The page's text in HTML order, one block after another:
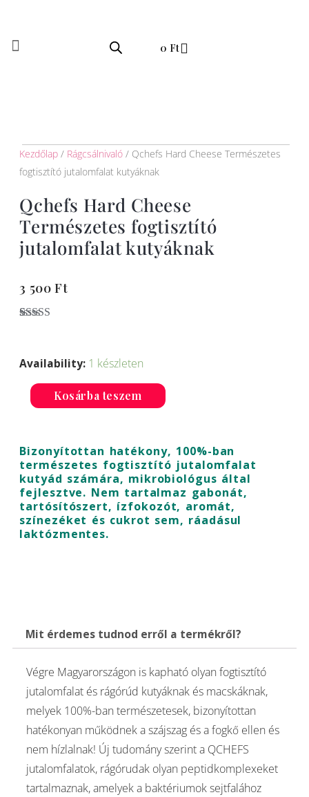
content
0 FtKosár
Kezdőlap / Rágcsálnivaló / Qchefs Hard Cheese Természetes
fogtisztító jutalomfalat kutyáknak
Qchefs Hard Cheese
Természetes fogtisztító
jutalomfalat kutyáknak
3 500 Ft
alapján
Availability: 1 készleten
Természetes
fogtisztító
kutyáknak
mennyiség
Kosárba teszem
Bizonyítottan hatékony, 100%-ban
természetes fogtisztító jutalomfalat
kutyád számára, mikrobiológus által
fejlesztve. Nem tartalmaz gabonát,
tartósítószert, ízfokozót, aromát,
színezéket és cukrot sem, ráadásul
laktózmentes.
Mit érdemes tudnod erről a termékről?
Végre Magyarországon is kapható olyan fogtisztító
jutalomfalat és rágórúd kutyáknak és macskáknak,
melyek 100%-ban természetesek, bizonyítottan
hatékonyan működnek a szájszag és a fogkő ellen és
nem hízlalnak! Új tudomány szerint a QCHEFS
jutalomfalatok, rágórudak olyan peptidkomplexeket
tartalmaznak, amelyek a baktériumok sejtfalához